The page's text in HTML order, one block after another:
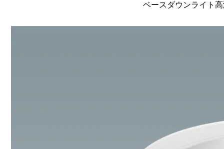
ベースダウンライト